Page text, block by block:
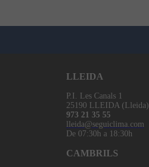
LLEIDA
P.I. Les Canals 1
25190 LLEIDA (Lleida)
973 21 35 55
lleida@seguiclima.com
De 07:30h a 18:30h
CAMBRILS